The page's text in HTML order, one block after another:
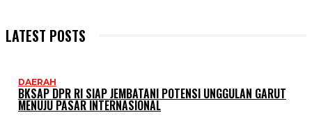
LATEST POSTS
DAERAH
BKSAP DPR RI SIAP JEMBATANI POTENSI UNGGULAN GARUT
MENUJU PASAR INTERNASIONAL